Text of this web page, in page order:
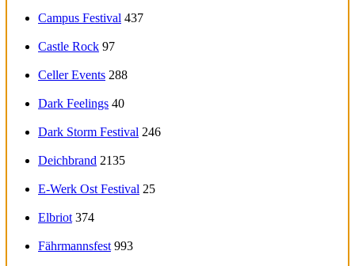
Campus Festival 437
Castle Rock 97
Celler Events 288
Dark Feelings 40
Dark Storm Festival 246
Deichbrand 2135
E-Werk Ost Festival 25
Elbriot 374
Fährmannsfest 993